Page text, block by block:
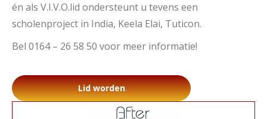
én als V.I.V.O.lid ondersteunt u tevens een
scholenproject in India, Keela Elai, Tuticon.
Bel 0164 – 26 58 50 voor meer informatie!
Lid worden